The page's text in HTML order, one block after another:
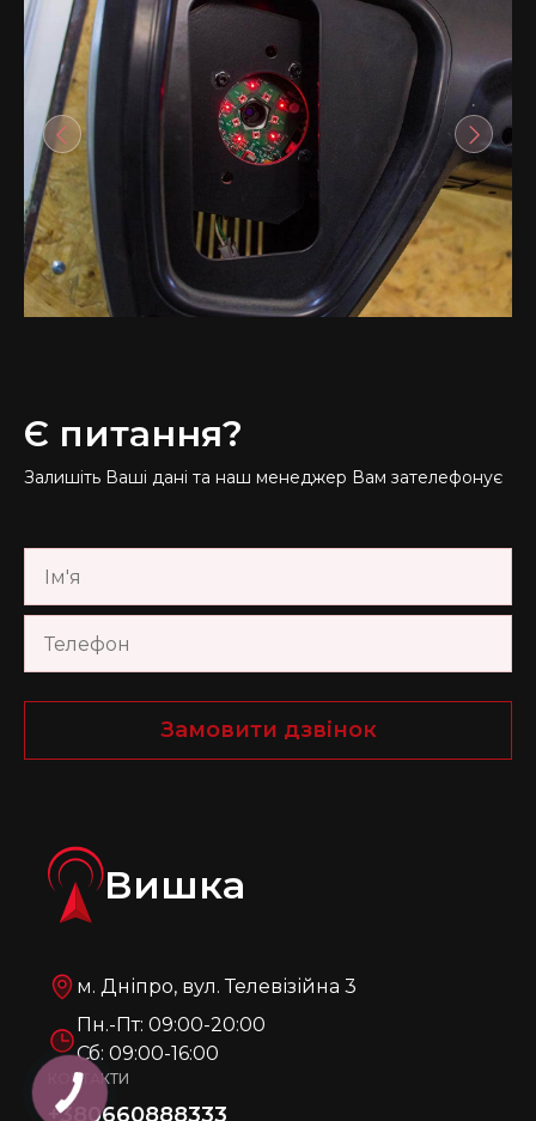
Є питання?
Залишіть Ваші дані та наш менеджер Вам зателефонує
Замовити дзвінок
Вишка
м. Дніпро, вул. Телевізійна 3
Пн.-Пт: 09:00-20:00
Сб: 09:00-16:00
КОНТАКТИ
+380660888333